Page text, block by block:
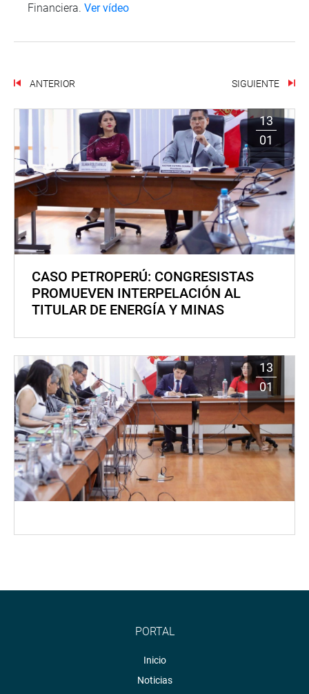
Financiera. Ver vídeo
ANTERIOR SIGUIENTE
13
01
CASO PETROPERÚ: CONGRESISTAS
PROMUEVEN INTERPELACIÓN AL
TITULAR DE ENERGÍA Y MINAS
13
01
PORTAL
Inicio
Noticias